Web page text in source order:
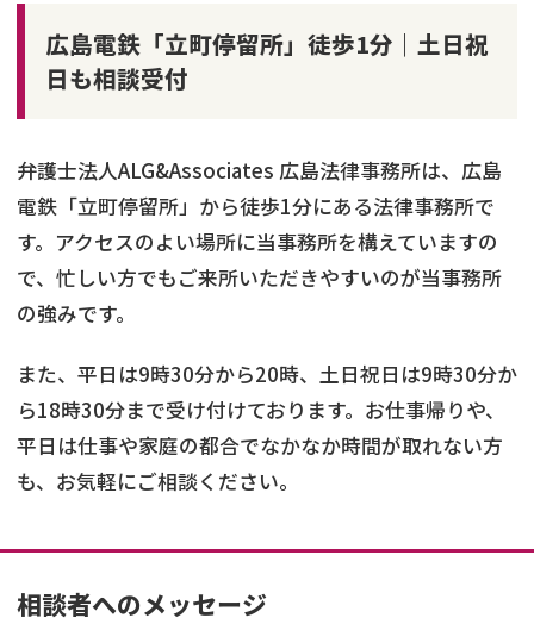
広島電鉄「立町停留所」徒歩1分｜土日祝
日も相談受付
弁護士法人ALG&Associates 広島法律事務所は、広島
電鉄「立町停留所」から徒歩1分にある法律事務所で
す。アクセスのよい場所に当事務所を構えていますの
で、忙しい方でもご来所いただきやすいのが当事務所
の強みです。
また、平日は9時30分から20時、土日祝日は9時30分か
ら18時30分まで受け付けております。お仕事帰りや、
平日は仕事や家庭の都合でなかなか時間が取れない方
も、お気軽にご相談ください。
相談者へのメッセージ